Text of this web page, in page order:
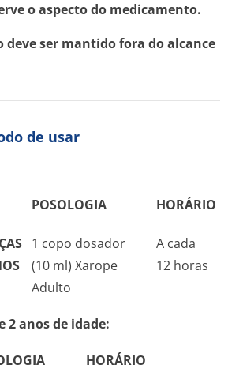
o aspecto do medicamento.
deve ser mantido fora do alcance
de usar
POSOLOGIA HORÁRIO
1 copo dosador
(10 ml) Xarope
Adulto
A cada
12 horas
2 anos de idade:
HORÁRIO